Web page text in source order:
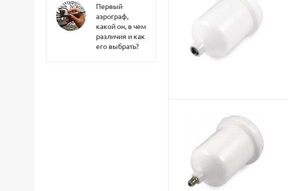
Первый
аэрограф,
какой он, в чем
различия и как
его выбрать?